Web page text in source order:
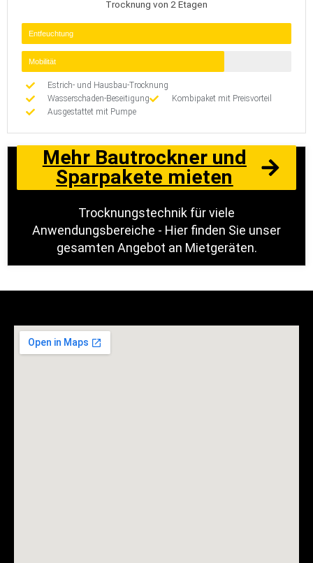
Trocknung von 2 Etagen
Entfeuchtung
Mobilität
Estrich- und Hausbau-Trocknung
Wasserschaden-Beseitigung
Kombipaket mit Preisvorteil
Ausgestattet mit Pumpe
Mehr Bautrockner und
Sparpakete mieten
Trocknungstechnik für viele
Anwendungsbereiche - Hier finden Sie unser
gesamten Angebot an Mietgeräten.